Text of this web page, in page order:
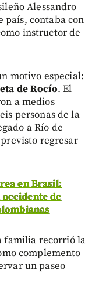
Alessandro
país, contaba con
instructor de
motivo especial:
de Rocío. El
a medios
personas de la
a Río de
regresar
en Brasil:
de
familia recorrió la
complemento
un paseo